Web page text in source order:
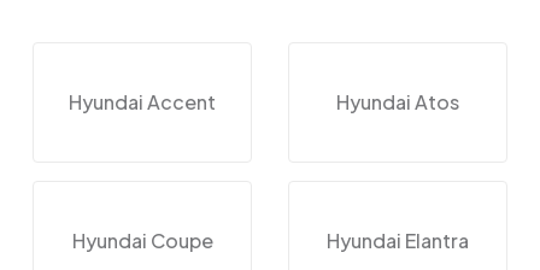
Hyundai Accent Hyundai Atos
Hyundai Coupe Hyundai Elantra